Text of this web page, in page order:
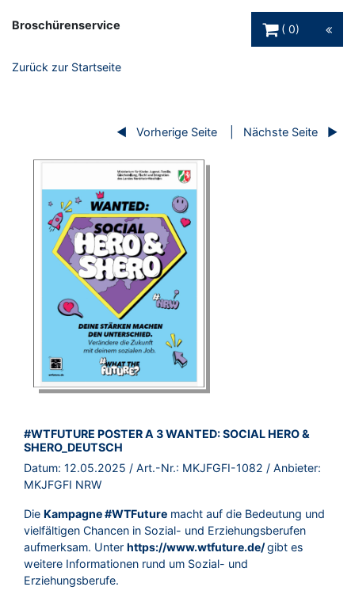
Broschürenservice
0
Zurück zur Startseite
Vorherige Seite Nächste Seite
BROSCHÜRE:
#WTFUTURE POSTER A 3 WANTED: SOCIAL HERO &
SHERO_DEUTSCH
Datum: 12.05.2025 / Art.-Nr.: MKJFGFI-1082 / Anbieter:
MKJFGFI NRW
Die Kampagne #WTFuture macht auf die Bedeutung und
vielfältigen Chancen in Sozial- und Erziehungsberufen
aufmerksam. Unter https://www.wtfuture.de/gibt es
weitere Informationen rund um Sozial- und
Erziehungsberufe.